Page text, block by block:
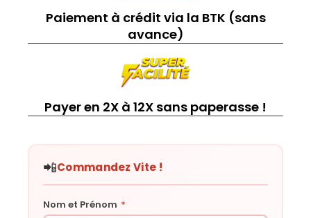
Paiement à crédit via la BTK (sans
avance)
Payer en 2X à 12X sans paperasse !
📲Commandez Vite !
Nom et Prénom *